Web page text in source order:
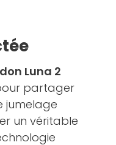
Luna 2
partager
jumelage
un véritable